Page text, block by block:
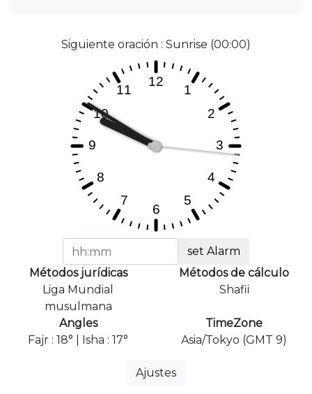
Siguiente oración : Sunrise (00:00)
set Alarm
Métodos jurídicas
Liga Mundial
musulmana
Métodos de cálculo
Shafii
Angles
Fajr : 18° | Isha : 17°
TimeZone
Asia/Tokyo (GMT 9)
Ajustes